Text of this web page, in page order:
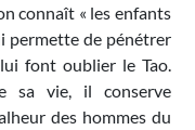
connaît « les enfants
permette de pénétrer
font oublier le Tao.
sa vie, il conserve
des hommes du